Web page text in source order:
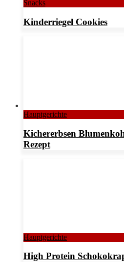
Snacks
Kinderriegel Cookies
Hauptgerichte
Kichererbsen
Rezept
Hauptgerichte
High Protein